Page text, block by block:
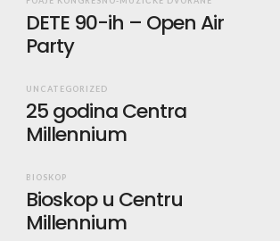
DETE 90-ih – Open Air
Party
UNCATEGORIZED
25 godina Centra
Millennium
BIOSKOP
Bioskop u Centru
Millennium